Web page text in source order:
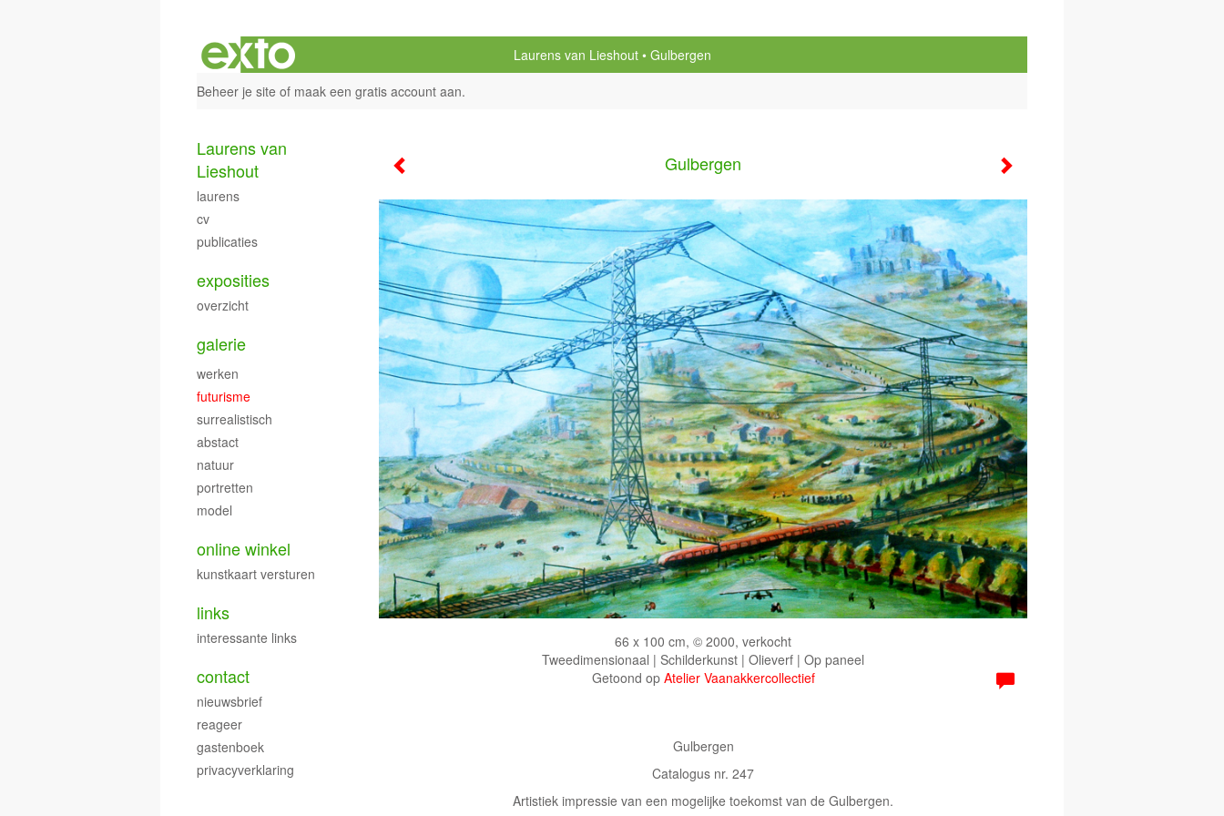
Laurens van Lieshout
Gulbergen
Beheer je site of maak een gratis account aan.
Gulbergen
66 x 100 cm, © 2000, verkocht
Tweedimensionaal | Schilderkunst | Olieverf | Op paneel
Getoond op Atelier Vaanakkercollectief
Gulbergen
Catalogus nr. 247
Artistiek impressie van een mogelijke toekomst van de Gulbergen.
Laurens van
Lieshout
laurens
cv
publicaties
exposities
overzicht
galerie
werken
futurisme
surrealistisch
abstact
natuur
portretten
model
online winkel
kunstkaart versturen
links
interessante links
contact
nieuwsbrief
reageer
gastenboek
privacyverklaring